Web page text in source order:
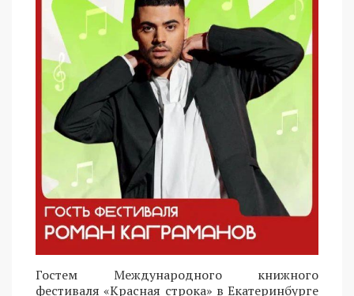
Гостем Международного книжного
фестиваля «Красная строка» в Екатеринбурге